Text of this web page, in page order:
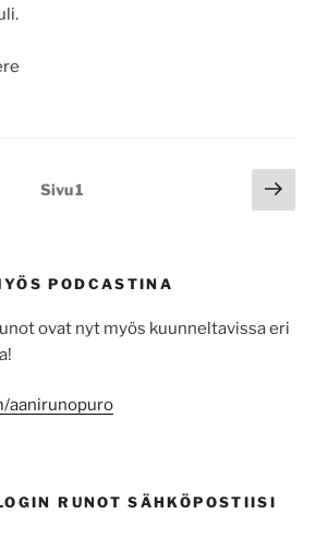
Sivu1
sivu
PODCASTINA
ovat nyt myös kuunneltavissa eri
aanirunopuro
RUNOT SÄHKÖPOSTIISI